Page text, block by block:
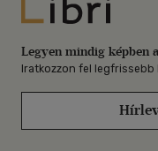
Libri
Legyen mindig képben
Iratkozzon fel legfrissebb